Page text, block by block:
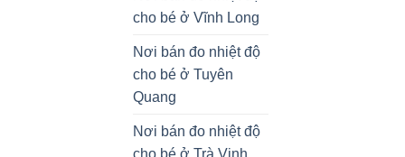
cho bé ở Vĩnh Long
Nơi bán đo nhiệt độ
cho bé ở Tuyên
Quang
Nơi bán đo nhiệt độ